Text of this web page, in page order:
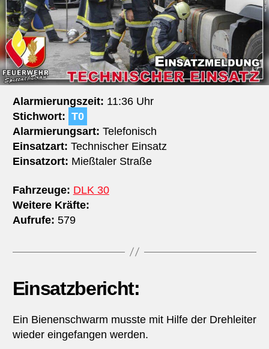
Alarmierungszeit: 11:36 Uhr
Stichwort: T0
Alarmierungsart: Telefonisch
Einsatzart: Technischer Einsatz
Einsatzort: Mießtaler Straße
Fahrzeuge: DLK 30
Weitere Kräfte:
Aufrufe: 579
Einsatzbericht:
Ein Bienenschwarm musste mit Hilfe der Drehleiter
wieder eingefangen werden.